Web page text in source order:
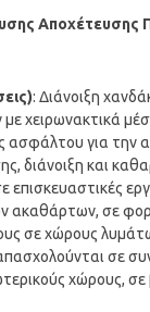
Αποχέτευσης
: Διάνοιξη
με χειρωνακτικά
ασφάλτου για την
διάνοιξη και
ακαθάρτων, σε
σε χώρους
σε
χώρους, σε